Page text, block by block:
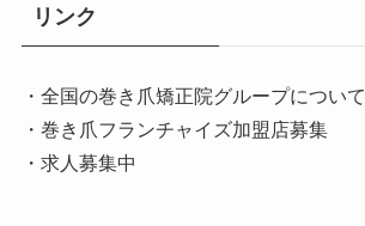
リンク
・全国の巻き爪矯正院グループについて
・巻き爪フランチャイズ加盟店募集
・求人募集中